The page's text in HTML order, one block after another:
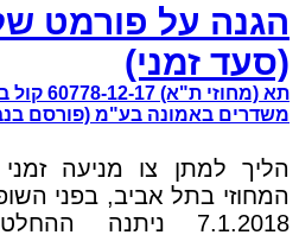
הגנה על פורמט
(סעד זמני)
תא
משדרים באמונה בע"מ (פורסם בנבו,
הליך למתן צו מניעה
המחוזי בתל אביב, בפני
7.1.2018 ניתנה